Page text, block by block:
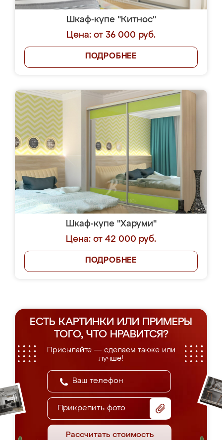
Шкаф-купе "Китнос"
Цена: от 36 000 руб.
ПОДРОБНЕЕ
Шкаф-купе "Харуми"
Цена: от 42 000 руб.
ПОДРОБНЕЕ
ЕСТЬ КАРТИНКИ ИЛИ ПРИМЕРЫ
ТОГО, ЧТО НРАВИТСЯ?
Присылайте — сделаем также или
лучше!
Прикрепить фото
Рассчитать стоимость